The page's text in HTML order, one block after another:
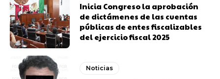
Inicia Congreso la aprobación
de dictámenes de las cuentas
públicas de entes fiscalizables
del ejercicio fiscal 2025
Noticias